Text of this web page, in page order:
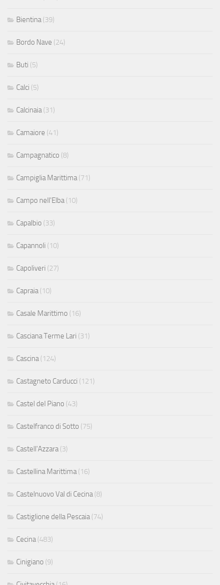
Bientina (39)
Bordo Nave (24)
Buti (5)
Calci (5)
Calcinaia (31)
Camaiore (41)
Campagnatico (8)
Campiglia Marittima (71)
Campo nell'Elba (10)
Capalbio (33)
Capannoli (10)
Capoliveri (27)
Capraia (10)
Casale Marittimo (16)
Casciana Terme Lari (31)
Cascina (124)
Castagneto Carducci (121)
Castel del Piano (43)
Castelfranco di Sotto (75)
Castell'Azzara (3)
Castellina Marittima (16)
Castelnuovo Val di Cecina (8)
Castiglione della Pescaia (74)
Cecina (483)
Cinigiano (9)